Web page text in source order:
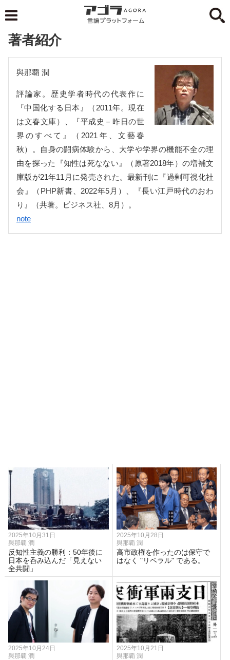
著者紹介
與那覇 潤
評論家。歴史学者時代の代表作に
『中国化する日本』（2011年。現在
は文春文庫）、『平成史－昨日の世
界のすべて』（2021年、文藝春
秋）。自身の闘病体験から、大学や学界の機能不全の理
由を探った『知性は死なない』（原著2018年）の増補文
庫版が21年11月に発売された。最新刊に『過剰可視化社
会』（PHP新書、2022年5月）、『長い江戸時代のおわ
り』（共著。ビジネス社、8月）。
note
2025年10月31日
與那覇 潤
反知性主義の勝利：50年後に
日本を呑み込んだ「見えない
全共闘」
2025年10月28日
與那覇 潤
高市政権を作ったのは保守で
はなく "リベラル" である。
2025年10月24日
與那覇 潤
2025年10月21日
與那覇 潤